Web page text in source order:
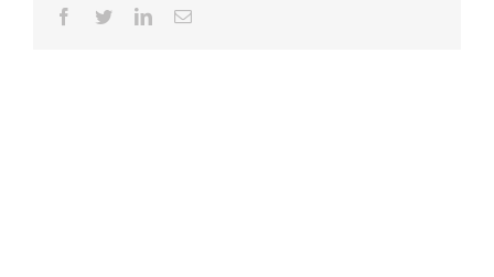
Facebook
TwitterLinkedInEmail